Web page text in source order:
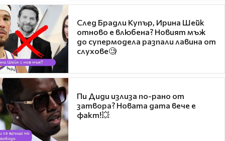
След Брадли Купър, Ирина Шейк
отново е влюбена? Новият мъж
до супермодела разпали лавина от
слухове🧐
Пи Диди излиза по-рано от
затвора? Новата дата вече е
факт!💥